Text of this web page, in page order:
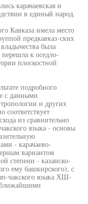
карачаевская и
в единый народ.
Кавказа имела место
предкавказ-ских
была
к оседло-
плоскостной
подробного
с данными
и других
соответствует
из сравнительно
языка - основы
- карачаево-
вариантом
степени - казанско-
ему башкирского), с
чакского языка ХШ-
ближайшими